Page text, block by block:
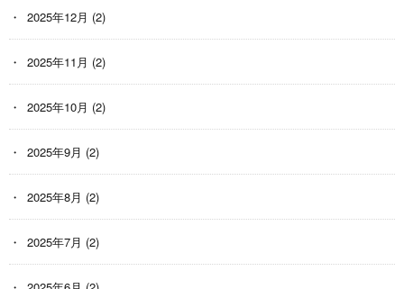
2025年12月 (2)
2025年11月 (2)
2025年10月 (2)
2025年9月 (2)
2025年8月 (2)
2025年7月 (2)